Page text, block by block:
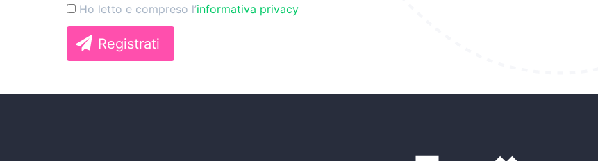
Ho letto e compreso l’informativa privacy
Registrati